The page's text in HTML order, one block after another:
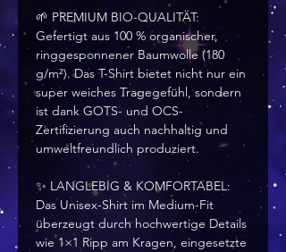
🌱 PREMIUM BIO-QUALITÄT:
Gefertigt aus 100 % organischer,
ringgesponnener Baumwolle (180
g/m²). Das T-Shirt bietet nicht nur ein
super weiches Tragegefühl, sondern
ist dank GOTS- und OCS-
Zertifizierung auch nachhaltig und
umweltfreundlich produziert.
✨ LANGLEBIG & KOMFORTABEL:
Das Unisex-Shirt im Medium-Fit
überzeugt durch hochwertige Details
wie 1×1 Ripp am Kragen, eingesetzte